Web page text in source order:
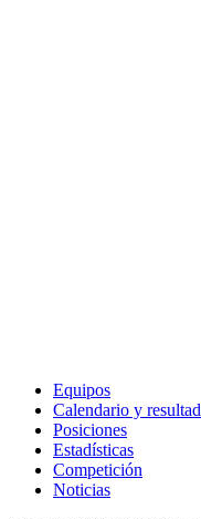
Equipos
Calendario y
Posiciones
Estadísticas
Competición
Noticias